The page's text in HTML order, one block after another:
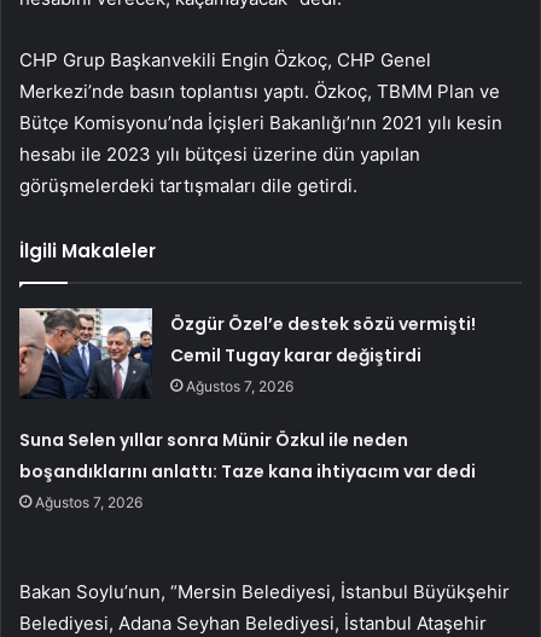
CHP Grup Başkanvekili Engin Özkoç, CHP Genel
Merkezi’nde basın toplantısı yaptı. Özkoç, TBMM Plan ve
Bütçe Komisyonu’nda İçişleri Bakanlığı’nın 2021 yılı kesin
hesabı ile 2023 yılı bütçesi üzerine dün yapılan
görüşmelerdeki tartışmaları dile getirdi.
İlgili Makaleler
Özgür Özel’e destek sözü vermişti!
Cemil Tugay karar değiştirdi
Ağustos 7, 2026
Suna Selen yıllar sonra Münir Özkul ile neden
boşandıklarını anlattı: Taze kana ihtiyacım var dedi
Ağustos 7, 2026
Bakan Soylu’nun, “Mersin Belediyesi, İstanbul Büyükşehir
Belediyesi, Adana Seyhan Belediyesi, İstanbul Ataşehir